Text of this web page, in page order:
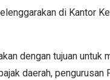
di Kantor
dengan tujuan
daerah, pengurusan